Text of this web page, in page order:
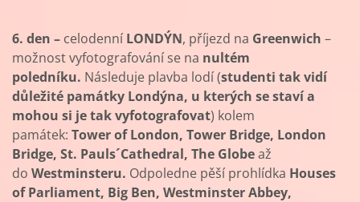
6. den – celodenní LONDÝN, příjezd na Greenwich –
možnost vyfotografování se na nultém
poledníku. Následuje plavba lodí (studenti tak vidí
důležité památky Londýna, u kterých se staví a
mohou si je tak vyfotografovat) kolem
památek: Tower of London, Tower Bridge, London
Bridge, St. Pauls´Cathedral, The Globeaž
do Westminsteru. Odpoledne pěší prohlídka Houses
of Parliament, Big Ben, Westminster Abbey,